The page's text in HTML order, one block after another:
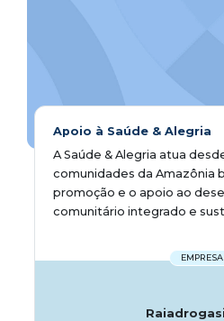
Apoio à Saúde & Alegria
A Saúde & Alegria atua
comunidades da Amazônia
promoção e o apoio ao
comunitário integrado e
EMPRESA